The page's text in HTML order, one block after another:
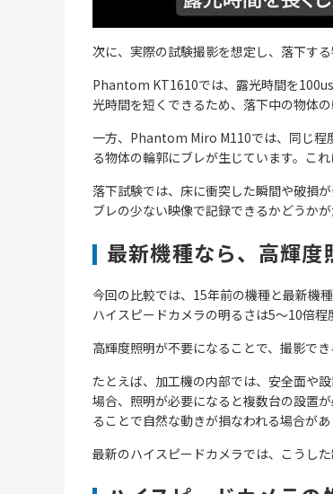
次に、実際の試験撮影を想定し、落下す
Phantom KT1610では、露光時間を
光時間を短くできるため、落下中の物体
一方、Phantom Miro M110では、同じ程
る物体の輪郭にブレが生じています。こ
落下試験では、床に衝突した瞬間や破損
ブレの少ない映像で記録できるかどうかが
最新機種なら、高輝
今回の比較では、15年前の機種と最新機
ハイスピードカメラの明るさは5〜10倍程
高輝度照明が不要になることで、撮影でき
たとえば、加工機の内部では、安全面や
場合、照明が必要になると複数台の設置
ることで自然な動きが損なわれる場合があ
最新のハイスピードカメラでは、こうし